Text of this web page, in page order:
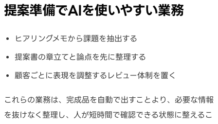
提案準備でAIを使いやすい業務
ヒアリングメモから課題を抽出する
提案書の章立てと論点を先に整理する
顧客ごとに表現を調整するレビュー体制を置く
これらの業務は、完成品を自動で出すことより、必要な情報
を抜けなく整理し、人が短時間で確認できる状態に整えるこ